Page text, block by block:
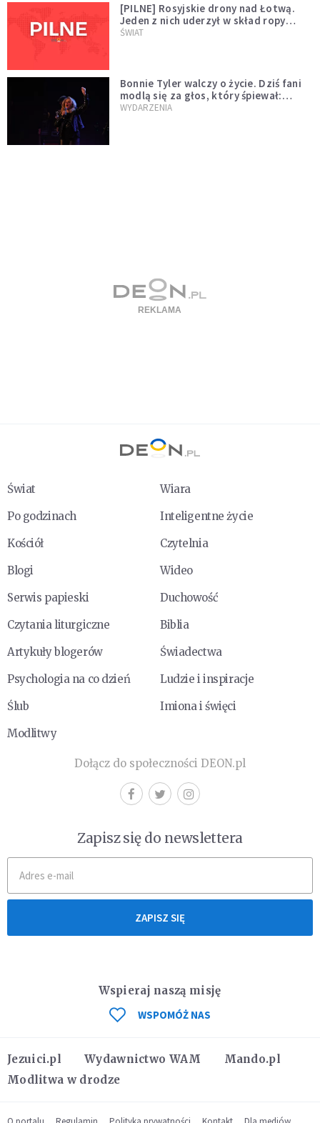
[PILNE] Rosyjskie drony nad Łotwą.
Jeden z nich uderzył w skład ropy
naftowej
ŚWIAT
Bonnie Tyler walczy o życie. Dziś fani
modlą się za głos, który śpiewał:
"Lord, help me"
WYDARZENIA
Świat
Wiara
Po godzinach
Inteligentne życie
Kościół
Czytelnia
Blogi
Wideo
Serwis papieski
Duchowość
Czytania liturgiczne
Biblia
Artykuły blogerów
Świadectwa
Psychologia na co dzień
Ludzie i inspiracje
Ślub
Imiona i święci
Modlitwy
Dołącz do społeczności DEON.pl
Zapisz się do newslettera
ZAPISZ SIĘ
Jezuici.pl Wydawnictwo WAM
Mando.pl
Modlitwa w drodze
Wspieraj naszą misję
WSPOMÓŻ NAS